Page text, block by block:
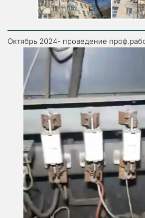
Октябрь 2024- проведение